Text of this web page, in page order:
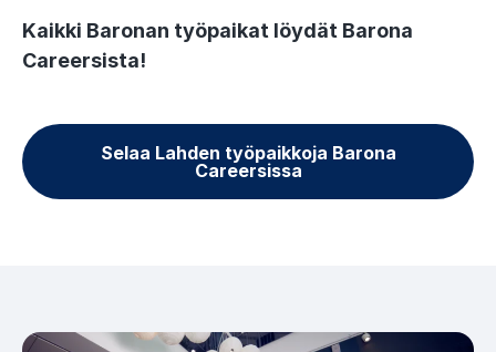
Kaikki Baronan työpaikat löydät Barona
Careersista!
Selaa Lahden työpaikkoja Barona
Careersissa